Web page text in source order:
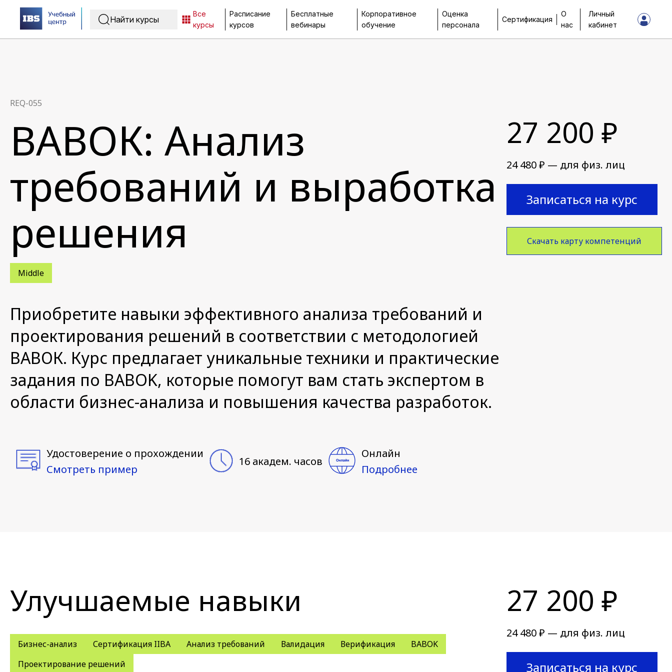
Все
курсы
Расписание
курсов
Бесплатные
вебинары
Корпоративное
обучение
Оценка
персонала
Сертификация
О
нас
Личный
кабинет
REQ-055
ВАВОК: Анализ
требований и выработка
решения
Middle
Приобретите навыки эффективного анализа требований и
проектирования решений в соответствии с методологией
ВАВОК. Курс предлагает уникальные техники и практические
задания по BABOK, которые помогут вам стать экспертом в
области бизнес-анализа и повышения качества разработок.
Удостоверение о прохождении
Смотреть пример
16 академ. часов
Онлайн
Подробнее
27 200 ₽
24 480 ₽ — для физ. лиц
Записаться на курс
Скачать карту компетенций
Улучшаемые навыки
Бизнес-анализ Сертификация IIBA Анализ требований Валидация Верификация
BABOK
Проектирование решений
27 200 ₽
24 480 ₽ — для физ. лиц
Записаться на курс